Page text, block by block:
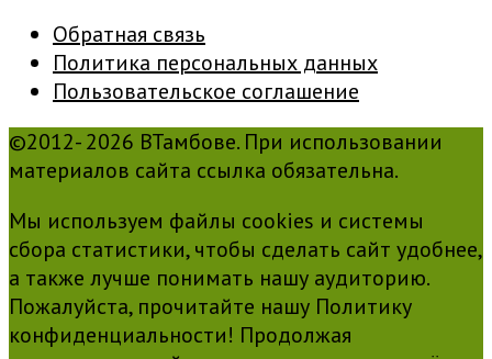
Обратная связь
Политика персональных данных
Пользовательское соглашение
©2012- 2026 ВТамбове. При использовании
материалов сайта ссылка обязательна.
Мы используем файлы cookies и системы
сбора статистики, чтобы сделать сайт удобнее,
а также лучше понимать нашу аудиторию.
Пожалуйста, прочитайте нашу Политику
конфиденциальности! Продолжая